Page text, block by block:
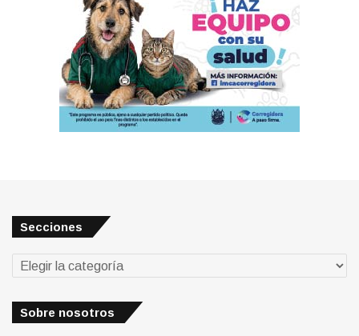
Secciones
Secciones
Sobre nosotros